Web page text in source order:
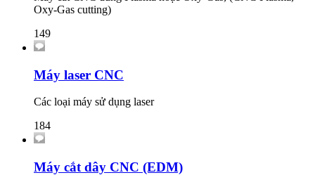
Oxy-Gas cutting)
149
Máy laser CNC
Các loại máy sử dụng laser
184
Máy cắt dây CNC (EDM)